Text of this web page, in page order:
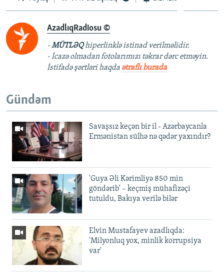
AzadlıqRadiosu ©
-MÜTLƏQhiperlinklə istinad verilməlidir.
- İcazə olmadan fotolarımızı təkrar dərc etməyin.
İstifadə şərtləri haqda ətraflı burada
Gündəm
Savaşsız keçən bir il - Azərbaycanla
Ermənistan sülhə nə qədər yaxındır?
'Guya Əli Kərimliyə 850 min
göndərib' – keçmiş mühafizəçi
tutuldu, Bakıya verilə bilər
Elvin Mustafayev azadlıqda:
'Milyonluq yox, minlik korrupsiya
var'